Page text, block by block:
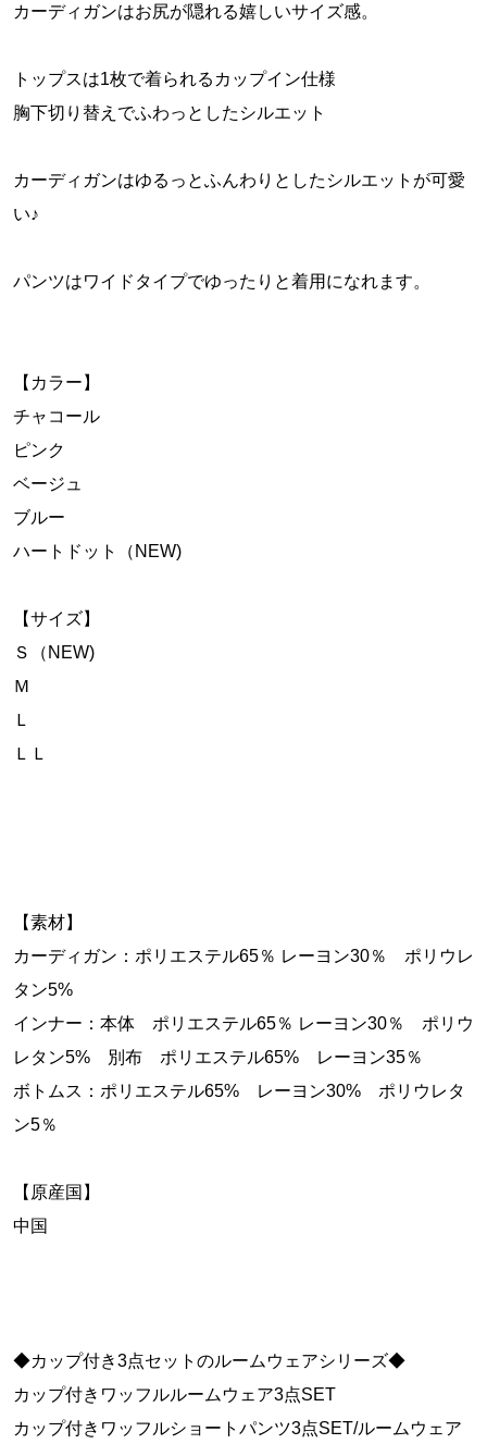
カーディガンはお尻が隠れる嬉しいサイズ感。
トップスは1枚で着られるカップイン仕様
胸下切り替えでふわっとしたシルエット
カーディガンはゆるっとふんわりとしたシルエットが可愛
い♪
パンツはワイドタイプでゆったりと着用になれます。
【カラー】
チャコール
ピンク
ベージュ
ブルー
ハートドット（NEW)
【サイズ】
Ｓ（NEW)
Ｍ
Ｌ
ＬＬ
【素材】
カーディガン：ポリエステル65％ レーヨン30％ ポリウレ
タン5%
インナー：本体 ポリエステル65％ レーヨン30％ ポリウ
レタン5% 別布 ポリエステル65% レーヨン35％
ボトムス：ポリエステル65% レーヨン30% ポリウレタ
ン5％
【原産国】
中国
◆カップ付き3点セットのルームウェアシリーズ◆
カップ付きワッフルルームウェア3点SET
カップ付きワッフルショートパンツ3点SET/ルームウェア